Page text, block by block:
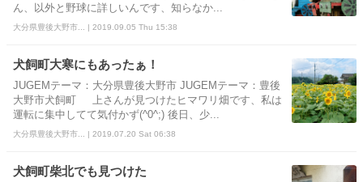
ん、以外と野球に詳しいんです、知らなか...
大分県豊後大野市... | 2019.09.05 Thu 15:38
犬飼町大寒にもあったぁ！
JUGEMテーマ：大分県豊後大野市 JUGEMテーマ：豊後
大野市犬飼町 上さんが見つけたヒマワリ畑です、私は
運転に集中してて気付かず(^0^;) 後日、少...
大分県豊後大野市... | 2019.07.20 Sat 06:38
犬飼町柴北でも見つけた